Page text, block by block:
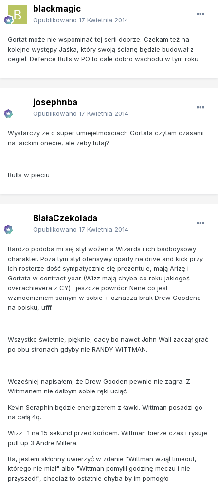
blackmagic
Opublikowano 17 Kwietnia 2014
Gortat może nie wspominać tej serii dobrze. Czekam też na
kolejne występy Jaśka, który swoją ścianę będzie budował z
cegieł. Defence Bulls w PO to całe dobro wschodu w tym roku
josephnba
Opublikowano 17 Kwietnia 2014
Wystarczy ze o super umiejetmosciach Gortata czytam czasami
na laickim onecie, ale zeby tutaj?
Bulls w pieciu
BiałaCzekolada
Opublikowano 17 Kwietnia 2014
Bardzo podoba mi się styl wożenia Wizards i ich badboysowy
charakter. Poza tym styl ofensywy oparty na drive and kick przy
ich rosterze dość sympatycznie się prezentuje, mają Arizę i
Gortata w contract year (Wizz mają chyba co roku jakiegoś
overachievera z CY) i jeszcze powrócił Nene co jest
wzmocnieniem samym w sobie + oznacza brak Drew Goodena
na boisku, ufff.
Wszystko świetnie, pięknie, cacy bo nawet John Wall zaczął grać
po obu stronach gdyby nie RANDY WITTMAN.
Wcześniej napisałem, że Drew Gooden pewnie nie zagra. Z
Wittmanem nie dałbym sobie ręki uciąć.
Kevin Seraphin będzie energizerem z ławki. Wittman posadzi go
na całą 4q.
Wizz -1 na 15 sekund przed końcem. Wittman bierze czas i rysuje
pull up 3 Andre Millera.
Ba, jestem skłonny uwierzyć w zdanie "Wittman wziął timeout,
którego nie miał" albo "Wittman pomylił godzinę meczu i nie
przyszedł", chociaż to ostatnie chyba by im pomogło